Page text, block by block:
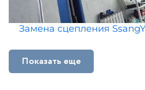
Замена сцепления
Показать еще